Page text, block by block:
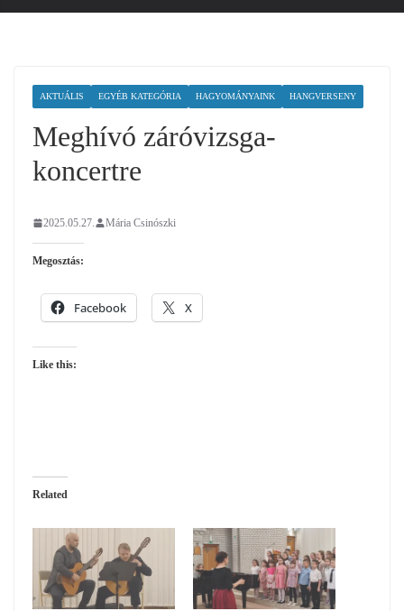
AKTUÁLIS EGYÉB KATEGÓRIA HAGYOMÁNYAINK HANGVERSENY
Meghívó záróvizsga-
koncertre
2025.05.27. Mária Csinószki
Megosztás:
Facebook X
Like this:
Related